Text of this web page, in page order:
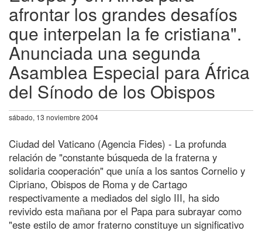
afrontar los grandes desafíos
que interpelan la fe cristiana".
Anunciada una segunda
Asamblea Especial para África
del Sínodo de los Obispos
sábado, 13 noviembre 2004
Ciudad del Vaticano (Agencia Fides) - La profunda
relación de "constante búsqueda de la fraterna y
solidaria cooperación" que unía a los santos Cornelio y
Cipriano, Obispos de Roma y de Cartago
respectivamente a mediados del siglo III, ha sido
revivido esta mañana por el Papa para subrayar como
"este estilo de amor fraterno constituye un significativo